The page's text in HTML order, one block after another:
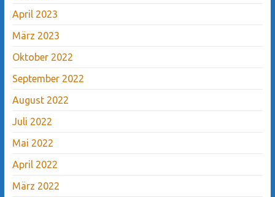
April 2023
März 2023
Oktober 2022
September 2022
August 2022
Juli 2022
Mai 2022
April 2022
März 2022